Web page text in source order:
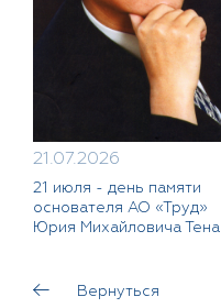
21.07.2026
21 июля - день памяти
основателя АО «Труд»
Юрия Михайловича Тена
Вернуться